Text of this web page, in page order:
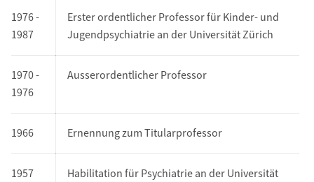
1976 -
1987
Erster ordentlicher Professor für Kinder- und
Jugendpsychiatrie an der Universität Zürich
1970 -
1976
Ausserordentlicher Professor
1966 Ernennung zum Titularprofessor
1957
Habilitation für Psychiatrie an der Universität